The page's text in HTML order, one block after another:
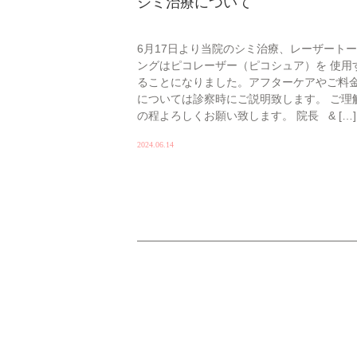
6月17日より当院のシミ治療、レーザート
ングはピコレーザー（ピコシュア）を 使用
ることになりました。アフターケアやご料
については診察時にご説明致します。 ご理
の程よろしくお願い致します。 院長 & […]
2024.06.14